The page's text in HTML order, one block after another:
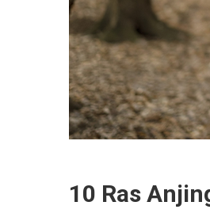
10 Ras